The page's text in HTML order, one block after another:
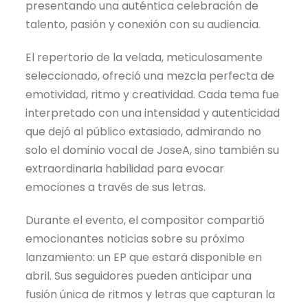
presentando una auténtica celebración de
talento, pasión y conexión con su audiencia.
El repertorio de la velada, meticulosamente
seleccionado, ofreció una mezcla perfecta de
emotividad, ritmo y creatividad. Cada tema fue
interpretado con una intensidad y autenticidad
que dejó al público extasiado, admirando no
solo el dominio vocal de JoseA, sino también su
extraordinaria habilidad para evocar
emociones a través de sus letras.
Durante el evento, el compositor compartió
emocionantes noticias sobre su próximo
lanzamiento: un EP que estará disponible en
abril. Sus seguidores pueden anticipar una
fusión única de ritmos y letras que capturan la